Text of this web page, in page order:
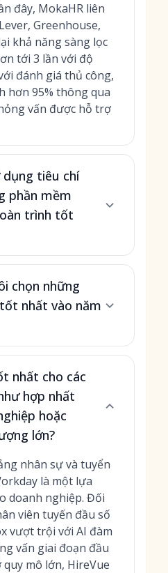
đây, MokaHR liên
Greenhouse,
khả năng sàng lọc
tới 3 lần với độ
đánh giá thủ công,
hơn 95% thông qua
vấn được hỗ trợ
tiêu chí
phần mềm
trình tốt
chọn những
nhất vào năm
nhất cho các
hợp nhất
hoặc
lớn?
nhân sự và tuyển
là một lựa
doanh nghiệp. Đối
viên tuyến đầu số
vượt trội với AI đàm
vấn giai đoạn đầu
mô lớn, HireVue